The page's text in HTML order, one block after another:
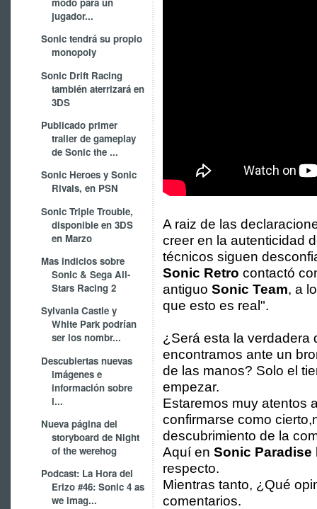
jugador...
Sonic tendrá su propio
monopoly
Sonic Drift Racing
también aterrizará en
3DS
Publicado primer
trailer de gameplay
de Sonic the ...
Sonic Heroes y Sonic
Rivals, en PSN
Sonic Triple Trouble,
disponible en 3DS
en Marzo
Mas indicios sobre
Sonic & Sega All-
Stars Racing 2
Sylvania Castle y
White Park podrían
ser los nombr...
Descubiertas nuevas
imágenes e
información sobre
l...
Nueva página del
storyboard de Night
of the werehog
Podcast: La Hora del
Erizo #46: Sonic 4 as
we imag...
A raiz de las
creer en la autenticidad
técnicos siguen
Sonic Retro contactó
antiguo Sonic Team, a
que esto es real".
¿Será esta la verdadera
encontramos ante un
de las manos? Solo el
empezar.
Estaremos muy atentos
confirmarse como
descubrimiento de la
Aquí en Sonic Paradise
respecto.
Mientras tanto, ¿Qué
comentarios.